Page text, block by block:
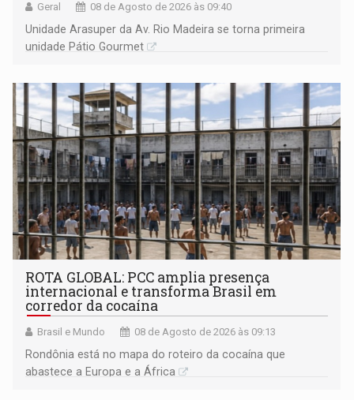
Geral 08 de Agosto de 2026 às 09:40
Unidade Arasuper da Av. Rio Madeira se torna primeira
unidade Pátio Gourmet
ROTA GLOBAL: PCC amplia presença
internacional e transforma Brasil em
corredor da cocaína
Brasil e Mundo 08 de Agosto de 2026 às 09:13
Rondônia está no mapa do roteiro da cocaína que
abastece a Europa e a África